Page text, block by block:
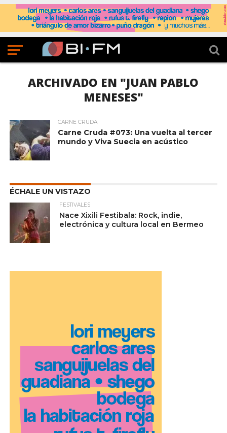
ARCHIVADO EN "JUAN PABLO
MENESES"
CARNE CRUDA
Carne Cruda #073: Una vuelta al tercer
mundo y Viva Suecia en acústico
ÉCHALE UN VISTAZO
FESTIVALES
Nace Xixili Festibala: Rock, indie,
electrónica y cultura local en Bermeo